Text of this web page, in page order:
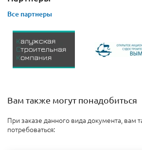
Все партнеры
Вам также могут понадобиться
При заказе данного вида документа, вам
потребоваться: